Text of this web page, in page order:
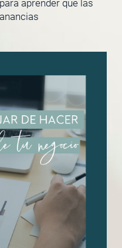
aprender que las